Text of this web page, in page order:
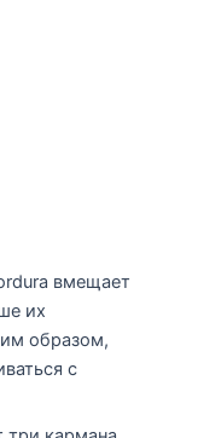
вмещает
их
образом,
с